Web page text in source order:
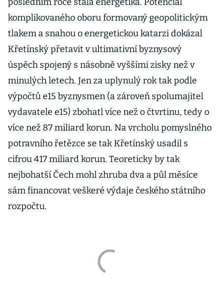
komplikovaného oboru formovaný geopolitickým
tlakem a snahou o energetickou katarzi dokázal
Křetínský přetavit v ultimativní byznysový
úspěch spojený s násobně vyššími zisky než v
minulých letech. Jen za uplynulý rok tak podle
výpočtů e15 byznysmen (a zároveň spolumajitel
vydavatele e15) zbohatl více než o čtvrtinu, tedy o
více než 87 miliard korun. Na vrcholu pomyslného
potravního řetězce se tak Křetínský usadil s
cifrou 417 miliard korun. Teoreticky by tak
nejbohatší Čech mohl zhruba dva a půl měsíce
sám financovat veškeré výdaje českého státního
rozpočtu.